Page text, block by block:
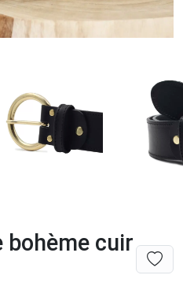
bohème cuir